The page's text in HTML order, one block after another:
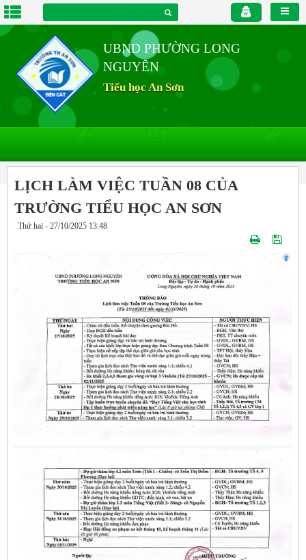
UBND PHƯỜNG LONG
NGUYÊN
Tiểu học An Sơn
LỊCH LÀM VIỆC TUẦN 08 CỦA
TRƯỜNG TIỂU HỌC AN SƠN
Thứ hai - 27/10/2025 13:48